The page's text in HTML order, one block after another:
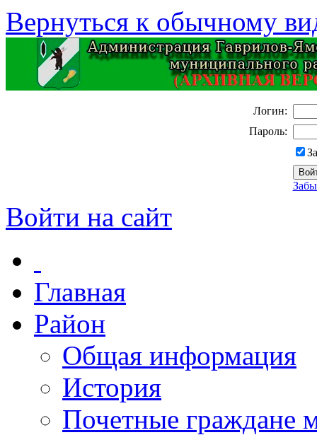
Вернуться к обычному
Логин:
Пароль:
Войти на сайт
Главная
Район
Общая информация
История
Почетные граждане